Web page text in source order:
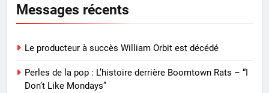
Messages récents
Le producteur à succès William Orbit est décédé
Perles de la pop : L’histoire derrière Boomtown Rats – “I
Don’t Like Mondays”